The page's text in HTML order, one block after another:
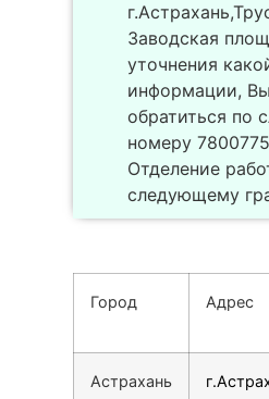
Заводская
уточнения
информации,
обратиться по
номеру
Отделение
следующему
Город Адрес
Астрахань